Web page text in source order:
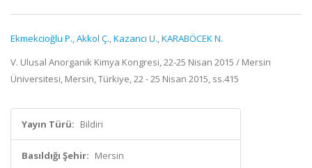
Ekmekcioğlu P.,Akkol Ç.,Kazancı U.,KARABÖCEK N.
V. Ulusal Anorganik Kimya Kongresi, 22-25 Nisan 2015 / Mersin
Üniversitesi, Mersin, Türkiye, 22 - 25 Nisan 2015, ss.415
Yayın Türü: Bildiri
Basıldığı Şehir: Mersin